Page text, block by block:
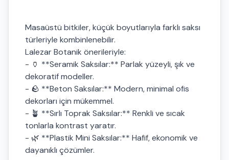
Masaüstü bitkiler, küçük boyutlarıyla farklı saksı
türleriyle kombinlenebilir.
Lalezar Botanik önerileriyle:
- 🏺 **Seramik Saksılar:** Parlak yüzeyli, şık ve
dekoratif modeller.
- 🪨 **Beton Saksılar:** Modern, minimal ofis
dekorları için mükemmel.
- 🪴 **Sırlı Toprak Saksılar:** Renkli ve sıcak
tonlarla kontrast yaratır.
- 🌿 **Plastik Mini Saksılar:** Hafif, ekonomik ve
dayanıklı çözümler.